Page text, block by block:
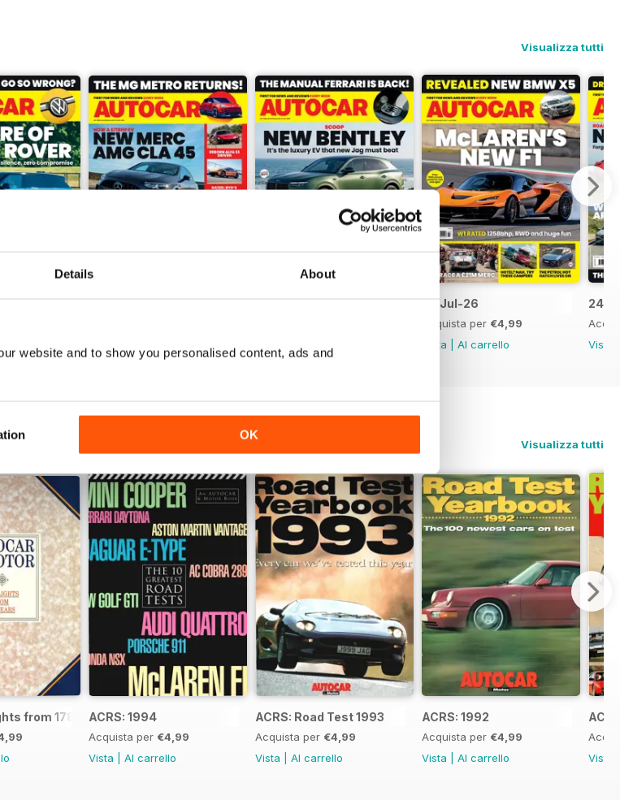
Details About
website and to show you personalised content, ads and
OK
Visualizza tutti
15-Jul-26 08-Jul-26 01-Jul-26
Acquista per €4,99
Vista
Al carrello
24-
Vista
Visualizza tutti
from 178yrsACRS: 1994
Acquista per €4,99
Vista
Al carrello
ACRS: Road Test 1993
Acquista per €4,99
Vista
Al carrello
ACRS: 1992
Acquista per €4,99
Vista
Al carrello
Vista